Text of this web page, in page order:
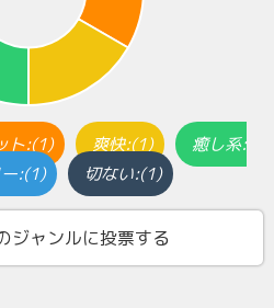
ト:(1) 爽快:(1)
癒し系:
:(1) 切ない:(1)
ジャンルに投票する